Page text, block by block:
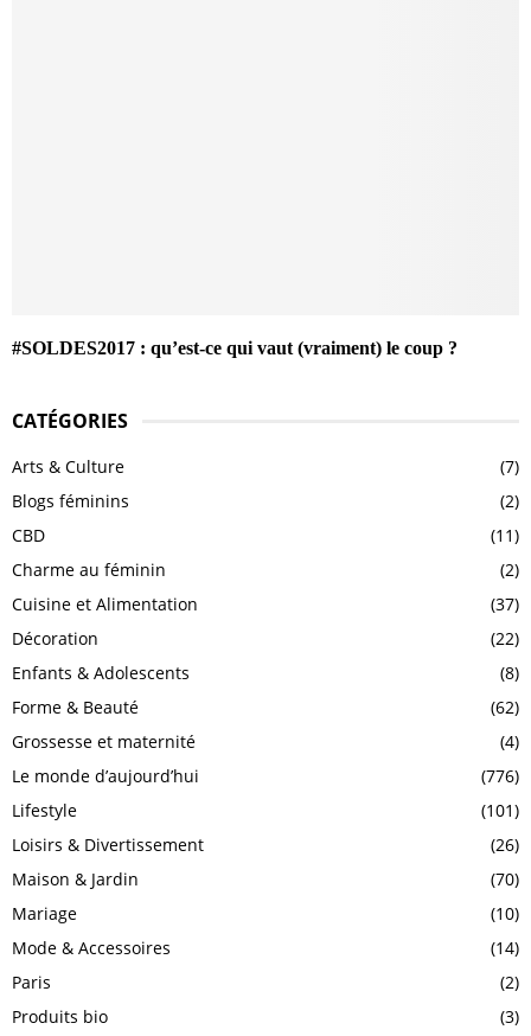
#SOLDES2017 : qu’est-ce qui vaut (vraiment) le coup ?
CATÉGORIES
Arts & Culture
(7)
Blogs féminins
(2)
CBD
(11)
Charme au féminin
(2)
Cuisine et Alimentation
(37)
Décoration
(22)
Enfants & Adolescents
(8)
Forme & Beauté
(62)
Grossesse et maternité
(4)
Le monde d’aujourd’hui
(776)
Lifestyle
(101)
Loisirs & Divertissement
(26)
Maison & Jardin
(70)
Mariage
(10)
Mode & Accessoires
(14)
Paris
(2)
Produits bio
(3)